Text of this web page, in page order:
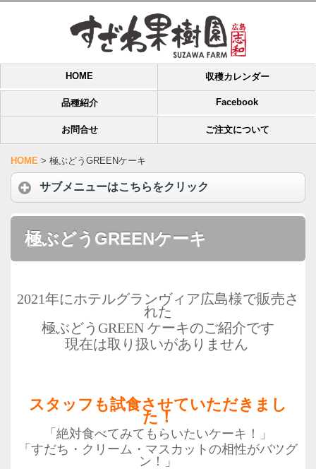
HOME 収穫カレンダー
品種紹介 Facebook
お問合せ ご注文について
HOME > 極ぶどうGREENケーキ
サブメニューはこちらをクリック
極ぶどうGREENケーキ
2021年にホテルグランヴィア広島様で販売さ
れた
極ぶどうGREEN ケーキのご紹介です
現在は取り扱いがありません
スタッフも試食させていただきまし
た！
「絶対食べてみてもらいたいケーキ！」
「すだち・クリーム・マスカットの相性がバツグ
ン！」